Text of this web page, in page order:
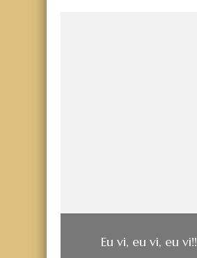
Eu vi, eu vi, eu vi!!